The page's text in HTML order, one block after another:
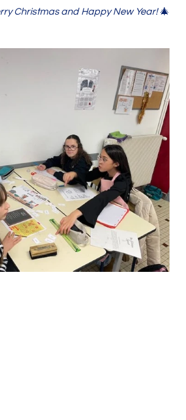
Christmas and Happy New Year! 🎄